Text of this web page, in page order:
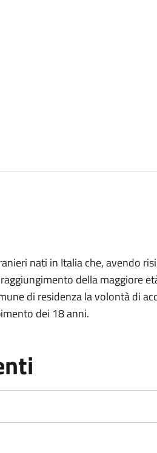
nati in Italia che, avendo
della maggiore
di residenza la volontà di
dei 18 anni.